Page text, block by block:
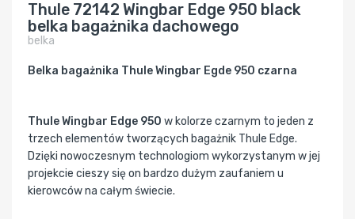
Thule 72142 Wingbar Edge 950 black
belka bagażnika dachowego
belka
Belka bagażnika Thule Wingbar Egde 950 czarna
Thule Wingbar Edge 950 w kolorze czarnym to jeden z
trzech elementów tworzących bagażnik Thule Edge.
Dzięki nowoczesnym technologiom wykorzystanym w jej
projekcie cieszy się on bardzo dużym zaufaniem u
kierowców na całym świecie.